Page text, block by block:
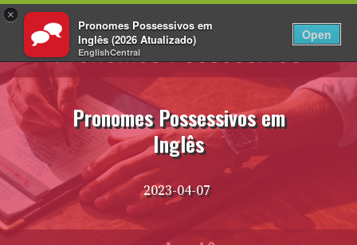
×
Pronomes Possessivos em
Inglês (2026 Atualizado)
EnglishCentral
Open
Fazer login PT
Pular
para
conteúdo
Pronomes Possessivos em
Inglês
2023-04-07